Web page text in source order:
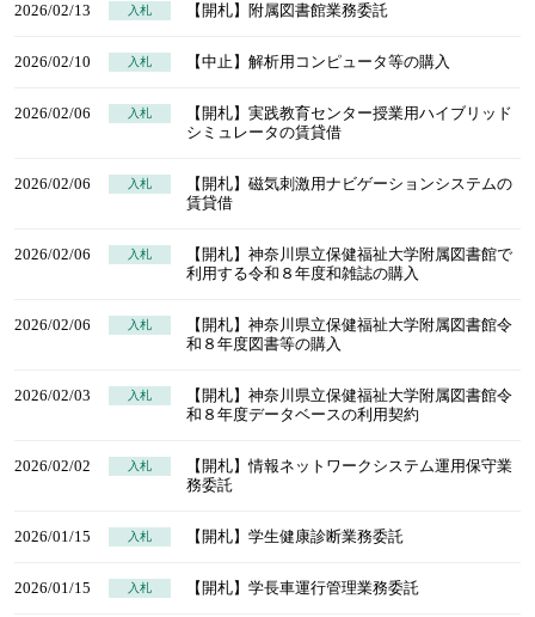
2026/02/13 入札 【開札】附属図書館業務委託
2026/02/10 入札 【中止】解析用コンピュータ等の購入
2026/02/06 入札
【開札】実践教育センター授業用ハイブリッド
シミュレータの賃貸借
2026/02/06 入札
【開札】磁気刺激用ナビゲーションシステムの
賃貸借
2026/02/06 入札
【開札】神奈川県立保健福祉大学附属図書館で
利用する令和８年度和雑誌の購入
2026/02/06 入札
【開札】神奈川県立保健福祉大学附属図書館令
和８年度図書等の購入
2026/02/03 入札
【開札】神奈川県立保健福祉大学附属図書館令
和８年度データベースの利用契約
2026/02/02 入札
【開札】情報ネットワークシステム運用保守業
務委託
2026/01/15 入札 【開札】学生健康診断業務委託
2026/01/15 入札 【開札】学長車運行管理業務委託